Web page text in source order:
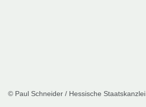
© Paul Schneider / Hessische Staatskanzlei